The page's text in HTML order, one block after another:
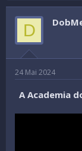
r
e
a
d
t
a
r
t
r
t
a
d
n
c
i
D
24 Mai 2024
A Academia